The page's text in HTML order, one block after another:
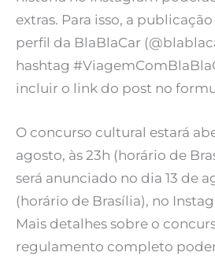
extras. Para isso, a
perfil da BlaBlaCar
hashtag
incluir o link do post no
O concurso cultural estará
agosto, às 23h (horário de
será anunciado no dia 13 de
(horário de Brasília), no
Mais detalhes sobre o
regulamento completo